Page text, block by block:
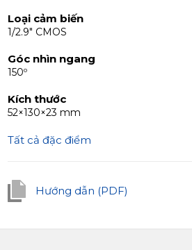
bảo khả năng thích ứng với yêu
Loại cảm biến
1/2.9" CMOS
Góc nhìn ngang
150º
Kích thước
52×130×23 mm
Tất cả đặc điểm
Hướng dẫn (PDF)